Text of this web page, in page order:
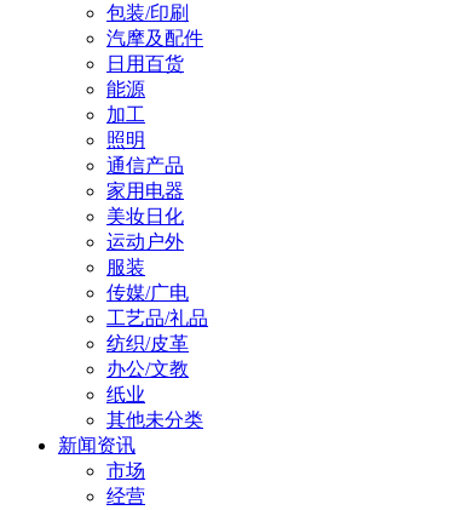
包装/印刷
汽摩及配件
日用百货
能源
加工
照明
通信产品
家用电器
美妆日化
运动户外
服装
传媒/广电
工艺品/礼品
纺织/皮革
办公/文教
纸业
其他未分类
新闻资讯
市场
经营